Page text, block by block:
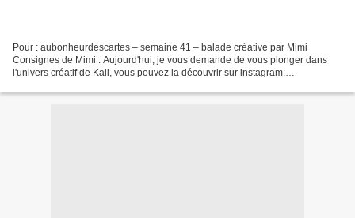
Pour : aubonheurdescartes – semaine 41 – balade créative par Mimi
Consignes de Mimi : Aujourd'hui, je vous demande de vous plonger dans
l'univers créatif de Kali, vous pouvez la découvrir sur instagram: